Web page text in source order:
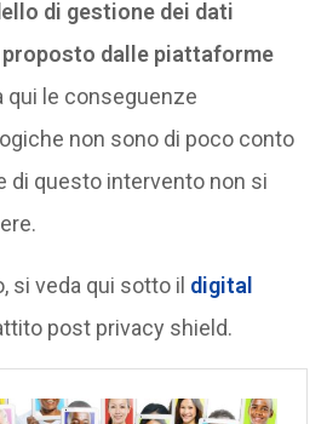
di gestione dei dati
dalle piattaforme
qui le conseguenze
non sono di poco conto
di questo intervento non si
si veda qui sotto il digital
post privacy shield.